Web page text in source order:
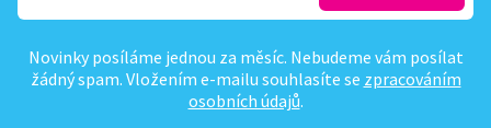
Novinky posíláme jednou za měsíc. Nebudeme vám posílat
žádný spam. Vložením e-mailu souhlasíte se zpracováním
osobních údajů.